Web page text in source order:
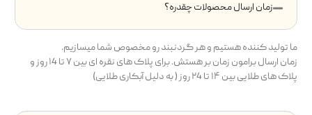
زمان ارسال محصولات چقدره؟
ما تولید کننده هستیم و هر گردنبند رو مخصوص شما میسازیم.
زمان ارسال برامون زمان بر هستش. برای پلاک های نقره ای بین ۷ تا ۱4 روز و
پلاک های طلایی بین ۱۴ تا ۲4 روز ( به دلیل آبکاری طلایی)